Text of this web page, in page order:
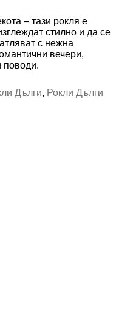
– тази рокля е
стилно и да се
с нежна
вечери,
поводи.
Дълги, Рокли Дълги